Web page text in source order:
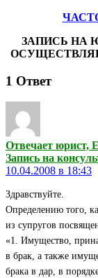
ЗАПИСЬ НА
1 Ответ
Отвечает юрист,
Запись на
10.04.2008 в 18:43
Здравствуйте.
Определению того,
из супругов
«1. Имущество,
в брак, а также
брака в дар, в